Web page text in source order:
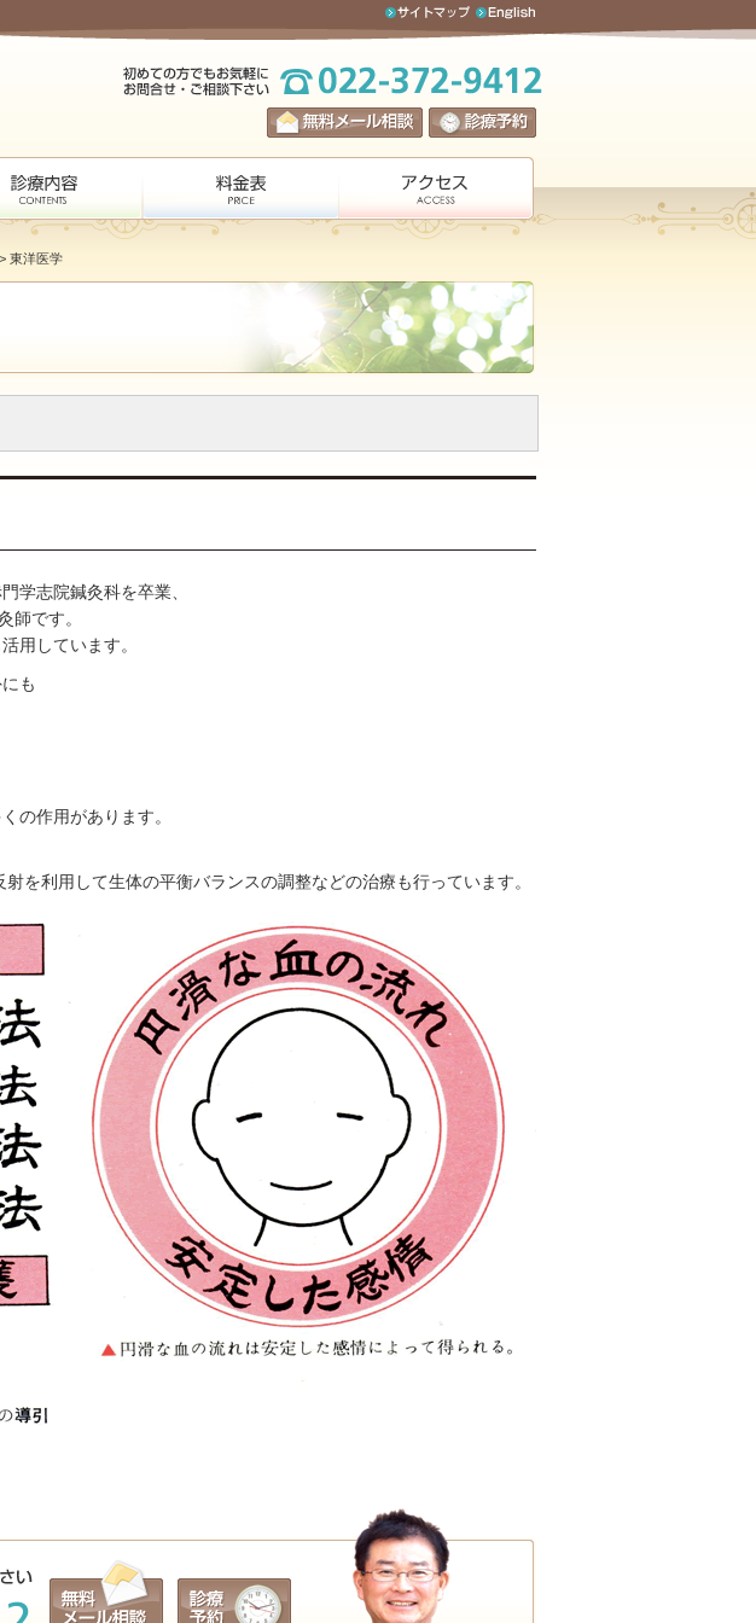
> 東洋医学
学志院鍼灸科を卒業、
師です。
用しています。
も
の作用があります。
を利用して生体の平衡バランスの調整などの治療も行っています。